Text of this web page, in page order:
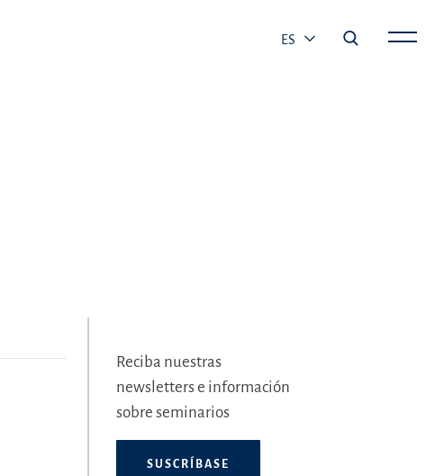
ES
Reciba nuestras
newsletters e información
sobre seminarios
SUSCRÍBASE